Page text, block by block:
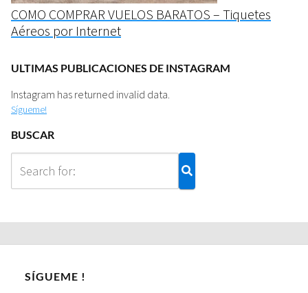
COMO COMPRAR VUELOS BARATOS – Tiquetes
Aéreos por Internet
ULTIMAS PUBLICACIONES DE INSTAGRAM
Instagram has returned invalid data.
Sígueme!
BUSCAR
SÍGUEME !